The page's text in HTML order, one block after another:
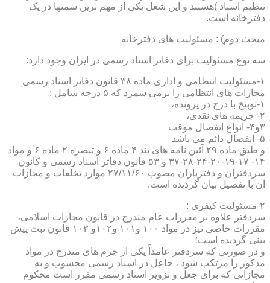
تنظیم اسناد )هستند و این شغل یکی از مهم ترین سمتها در یک
دفترخانه است.
مبحث دوم) : مسئولیت های دفترخانه
سه نوع مسئولیت برای دفاتر اسناد رسمی در ایران وجود دارد:
۱-مسئولیت انتظامی و اداری ماده ۳۸ قانون دفاتر اسناد رسمی
مجازات های انتظامی را برمی شمرد که ۵ درجه شامل :
۱-توبیخ با درج در پرونده،
۲- جریمه های نقدی،
۳و۴- انواع انفصال موقت
۵- انفصال دائم می باشد
و طبق ماده ۲۹ آئین نامه های بند ۴ ماده ۶ و تبصره ۲ ماده ۶ و مواد
۱۴- ۱۷-۱۹-۲۰-۲۴-۲۸-۳۷ و ۵۳ قانون دفاتر اسناد رسمی و کانون
سردفتران و دفتریاران مصوب ۲۷/۱۱/۶۰ موارد تخلفات و مجازات
آن با تفصیل بیان گردیده است.
۲-مسئولیت کیفری :
سردفتر علاوه بر مقررات عام مندرج در قانون مجازات اسلامی،
مقررات خاصی نیز در مواد ۱۰۰ و۱۰۱ و۱۰۲و ۱۰۳ قانون ثبت پیش
بینی گردیده است؛
و در صورتی که سردفتر عامداً یکی از جرم های مندرج در مواد
مذکور را مرتکب شود ، جاعل در اسناد رسمی محسوب و به
مجازاتی که برای جعل و تزویر اسناد رسمی مقرر است محکوم